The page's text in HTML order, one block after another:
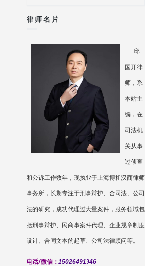
律师名片
邱
国开律
师，系
本站主
编，在
司法机
关从事
过侦查
和公诉工作数年，现执业于上海博和汉商律师
事务所，长期专注于刑事辩护、合同法、公司
法的研究，成功代理过大量案件，服务领域包
括刑事辩护、民商事案件代理、企业规章制度
设计、合同文本的起草、公司法律顾问等。
电话/微信： 15026491946